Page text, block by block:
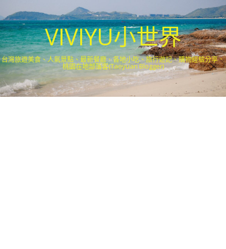
VIVIYU小世界
台灣旅遊美食、人氣景點、最新餐廳、各地小吃、旅行遊記、購物經驗分享．
桃園在地部落客(Taoyuan Blogger)